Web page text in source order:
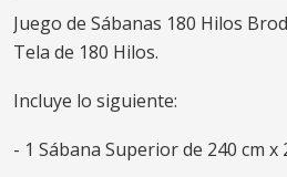
Juego de Sábanas 180 Hilos
Tela de 180 Hilos.
Incluye lo siguiente:
- 1 Sábana Superior de 240 cm x